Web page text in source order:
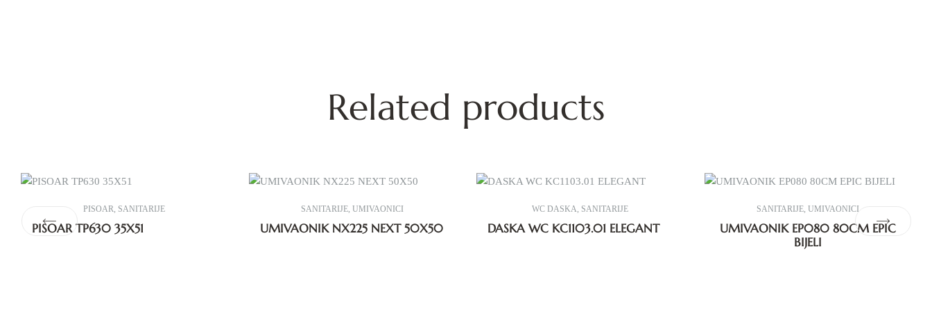
Related products
PISOAR, SANITARIJE
PISOAR TP630 35X51
SANITARIJE, UMIVAONICI
UMIVAONIK NX225 NEXT 50X50
WC DASKA, SANITARIJE
DASKA WC KC1103.01 ELEGANT
SANITARIJE, UMIVAONICI
UMIVAONIK EP080 80CM EPIC
BIJELI